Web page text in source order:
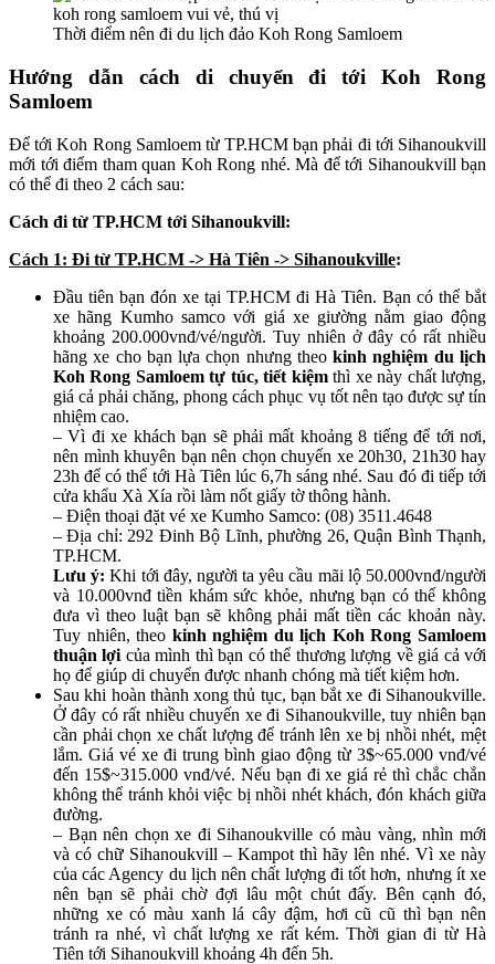
Thời điểm nên đi du lịch đảo Koh Rong Samloem
Hướng dẫn cách di chuyển đi tới Koh Rong
Samloem
Để tới Koh Rong Samloem từ TP.HCM bạn phải đi tới Sihanoukvill
mới tới điểm tham quan Koh Rong nhé. Mà để tới Sihanoukvill bạn
có thể đi theo 2 cách sau:
Cách đi từ TP.HCM tới Sihanoukvill:
Cách 1: Đi từ TP.HCM -> Hà Tiên -> Sihanoukville:
Đầu tiên bạn đón xe tại TP.HCM đi Hà Tiên. Bạn có thể bắt
xe hãng Kumho samco với giá xe giường nằm giao động
khoảng 200.000vnđ/vé/người. Tuy nhiên ở đây có rất nhiều
hãng xe cho bạn lựa chọn nhưng theokinh nghiệm du lịch
Koh Rong Samloemtự túc, tiết kiệmthì xe này chất lượng,
giá cả phải chăng, phong cách phục vụ tốt nên tạo được sự tín
nhiệm cao.
– Vì đi xe khách bạn sẽ phải mất khoảng 8 tiếng để tới nơi,
nên mình khuyên bạn nên chọn chuyến xe 20h30, 21h30 hay
23h để có thể tới Hà Tiên lúc 6,7h sáng nhé. Sau đó đi tiếp tới
cửa khẩu Xà Xía rồi làm nốt giấy tờ thông hành.
– Điện thoại đặt vé xe Kumho Samco: (08) 3511.4648
– Địa chỉ: 292 Đinh Bộ Lĩnh, phường 26, Quận Bình Thạnh,
TP.HCM.
Lưu ý: Khi tới đây, người ta yêu cầu mãi lộ 50.000vnđ/người
và 10.000vnđ tiền khám sức khỏe, nhưng bạn có thể không
đưa vì theo luật bạn sẽ không phải mất tiền các khoản này.
Tuy nhiên, theo kinh nghiệm du lịch Koh Rong Samloem
thuận lợi của mình thì bạn có thể thương lượng về giá cả với
họ để giúp di chuyển được nhanh chóng mà tiết kiệm hơn.
Sau khi hoàn thành xong thủ tục, bạn bắt xe đi Sihanoukville.
Ở đây có rất nhiều chuyến xe đi Sihanoukville, tuy nhiên bạn
cần phải chọn xe chất lượng để tránh lên xe bị nhồi nhét, mệt
lắm. Giá vé xe đi trung bình giao động từ 3$~65.000 vnđ/vé
đến 15$~315.000 vnđ/vé. Nếu bạn đi xe giá rẻ thì chắc chắn
không thể tránh khỏi việc bị nhồi nhét khách, đón khách giữa
đường.
– Bạn nên chọn xe đi Sihanoukville có màu vàng, nhìn mới
và có chữ Sihanoukvill – Kampot thì hãy lên nhé. Vì xe này
của các Agency du lịch nên chất lượng đi tốt hơn, nhưng ít xe
nên bạn sẽ phải chờ đợi lâu một chút đấy. Bên cạnh đó,
những xe có màu xanh lá cây đậm, hơi cũ cũ thì bạn nên
tránh ra nhé, vì chất lượng xe rất kém. Thời gian đi từ Hà
Tiên tới Sihanoukvill khoảng 4h đến 5h.